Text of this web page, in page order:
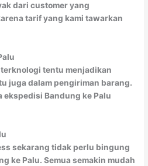
dari customer yang
tarif yang kami tawarkan
tentu menjadikan
juga dalam pengiriman barang.
ekspedisi Bandung ke Palu
sekarang tidak perlu bingung
ke Palu. Semua semakin mudah